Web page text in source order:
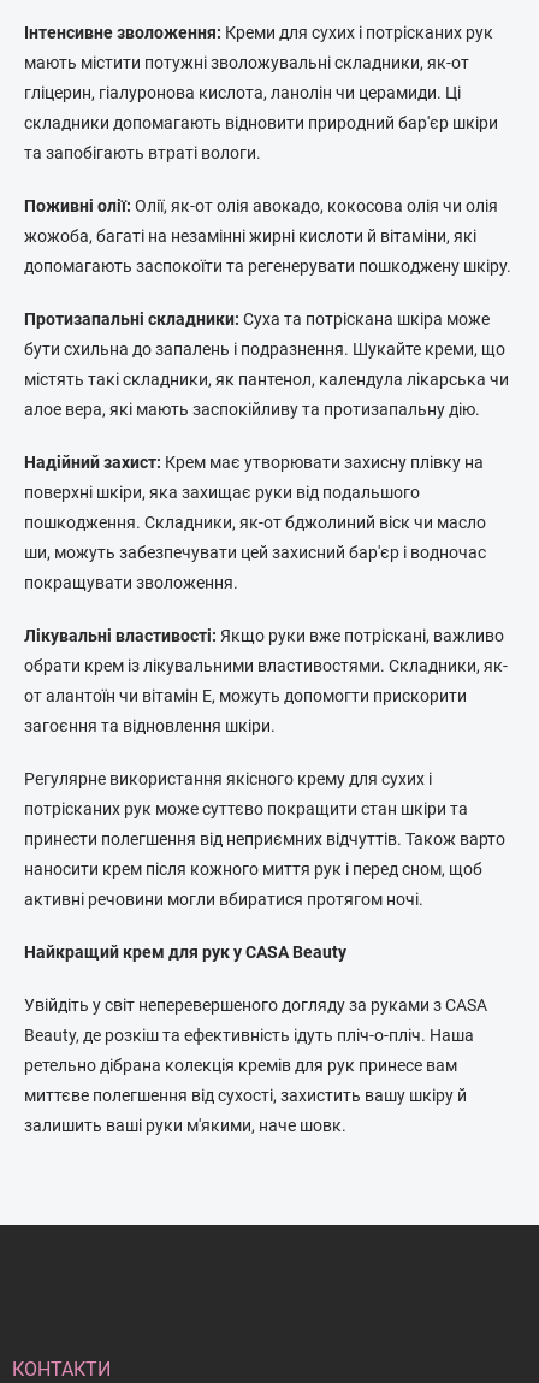
Інтенсивне зволоження: Креми для сухих і потрісканих рук
мають містити потужні зволожувальні складники, як-от
гліцерин, гіалуронова кислота, ланолін чи церамиди. Ці
складники допомагають відновити природний бар'єр шкіри
та запобігають втраті вологи.
Поживні олії: Олії, як-от олія авокадо, кокосова олія чи олія
жожоба, багаті на незамінні жирні кислоти й вітаміни, які
допомагають заспокоїти та регенерувати пошкоджену шкіру.
Протизапальні складники: Суха та потріскана шкіра може
бути схильна до запалень і подразнення. Шукайте креми, що
містять такі складники, як пантенол, календула лікарська чи
алое вера, які мають заспокійливу та протизапальну дію.
Надійний захист: Крем має утворювати захисну плівку на
поверхні шкіри, яка захищає руки від подальшого
пошкодження. Складники, як-от бджолиний віск чи масло
ши, можуть забезпечувати цей захисний бар'єр і водночас
покращувати зволоження.
Лікувальні властивості: Якщо руки вже потріскані, важливо
обрати крем із лікувальними властивостями. Складники, як-
от алантоїн чи вітамін E, можуть допомогти прискорити
загоєння та відновлення шкіри.
Регулярне використання якісного крему для сухих і
потрісканих рук може суттєво покращити стан шкіри та
принести полегшення від неприємних відчуттів. Також варто
наносити крем після кожного миття рук і перед сном, щоб
активні речовини могли вбиратися протягом ночі.
Найкращий крем для рук у CASA Beauty
Увійдіть у світ неперевершеного догляду за руками з CASA
Beauty, де розкіш та ефективність ідуть пліч-о-пліч. Наша
ретельно дібрана колекція кремів для рук принесе вам
миттєве полегшення від сухості, захистить вашу шкіру й
залишить ваші руки м'якими, наче шовк.
КОНТАКТИ